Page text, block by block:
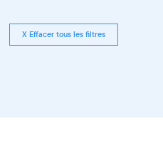
X Effacer tous les filtres